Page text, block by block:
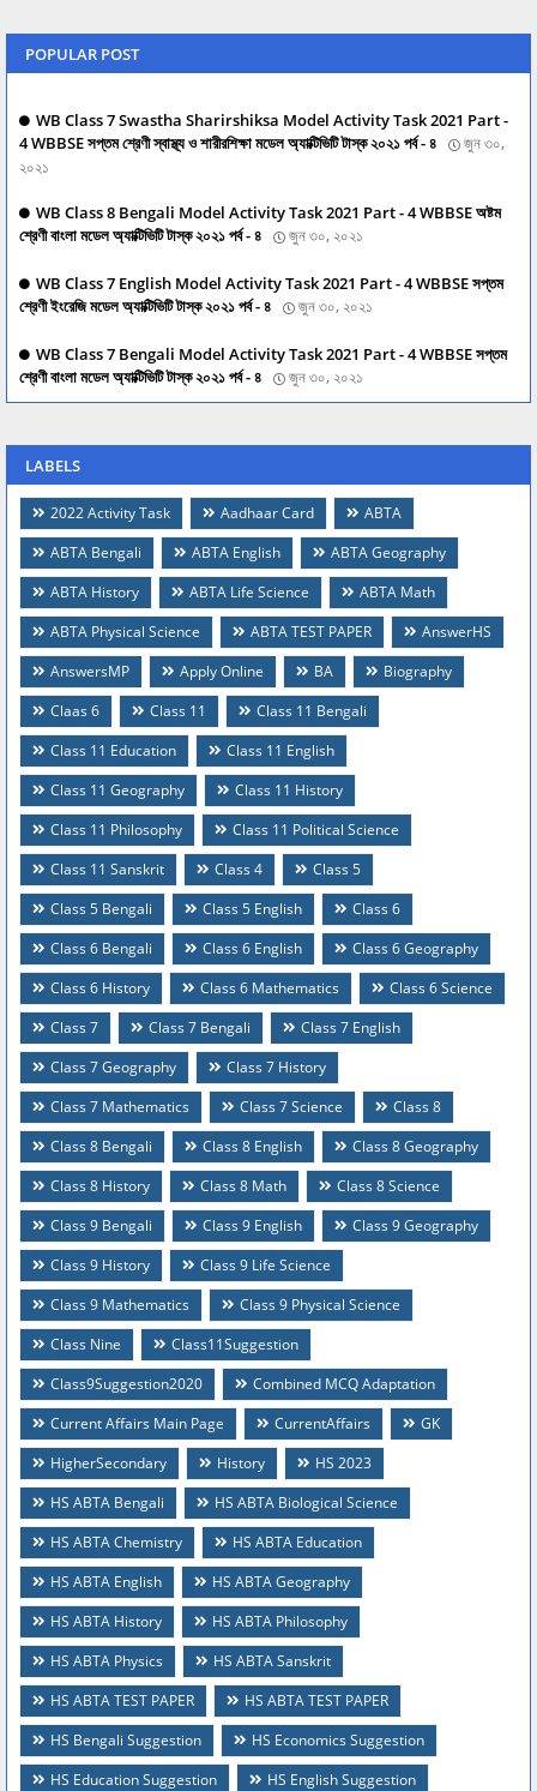
POPULAR POST
WB Class 7 Swastha Sharirshiksa Model Activity Task 2021 Part -
4 WBBSE সপ্তম শ্রেণী স্বাস্থ্য ও শারীরশিক্ষা মডেল অ্যাক্টিভিটি টাস্ক ২০২১ পর্ব - ৪
জুন ৩০,
২০২১
WB Class 8 Bengali Model Activity Task 2021 Part - 4 WBBSE অষ্টম
শ্রেণী বাংলা মডেল অ্যাক্টিভিটি টাস্ক ২০২১ পর্ব - ৪
জুন ৩০, ২০২১
WB Class 7 English Model Activity Task 2021 Part - 4 WBBSE সপ্তম
শ্রেণী ইংরেজি মডেল অ্যাক্টিভিটি টাস্ক ২০২১ পর্ব - ৪
জুন ৩০, ২০২১
WB Class 7 Bengali Model Activity Task 2021 Part - 4 WBBSE সপ্তম
শ্রেণী বাংলা মডেল অ্যাক্টিভিটি টাস্ক ২০২১ পর্ব - ৪
জুন ৩০, ২০২১
LABELS
2022 Activity Task Aadhaar Card
ABTA
ABTA Bengali
ABTA English
ABTA Geography
ABTA History
ABTA Life Science
ABTA Math
ABTA Physical Science
ABTA TEST PAPER
AnswerHS
AnswersMP
Apply Online BA
Biography
Claas 6
Class 11
Class 11 Bengali
Class 11 Education
Class 11 English
Class 11 Geography
Class 11 History
Class 11 Philosophy
Class 11 Political Science
Class 11 Sanskrit
Class 4
Class 5
Class 5 Bengali
Class 5 English
Class 6
Class 6 Bengali
Class 6 English
Class 6 Geography
Class 6 History
Class 6 Mathematics
Class 6 Science
Class 7
Class 7 Bengali
Class 7 English
Class 7 Geography
Class 7 History
Class 7 Mathematics
Class 7 Science
Class 8
Class 8 Bengali
Class 8 English
Class 8 Geography
Class 8 History
Class 8 Math
Class 8 Science
Class 9 Bengali
Class 9 English
Class 9 Geography
Class 9 History
Class 9 Life Science
Class 9 Mathematics
Class 9 Physical Science
Class Nine
Class11Suggestion
Class9Suggestion2020
Combined MCQ Adaptation
Current Affairs Main Page
CurrentAffairs
GK
HigherSecondary
History
HS 2023
HS ABTA Bengali
HS ABTA Biological Science
HS ABTA Chemistry
HS ABTA Education
HS ABTA English
HS ABTA Geography
HS ABTA History
HS ABTA Philosophy
HS ABTA Physics
HS ABTA Sanskrit
HS ABTA TEST PAPER
HS ABTA TEST PAPER
HS Bengali Suggestion
HS Economics Suggestion
HS Education Suggestion
HS English Suggestion